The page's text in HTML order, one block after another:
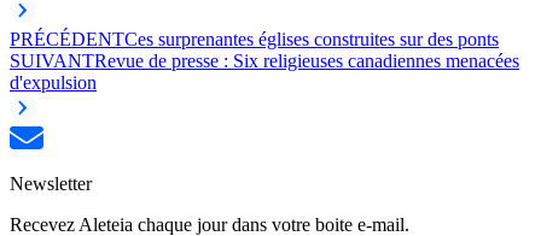
PRÉCÉDENTCes surprenantes églises construites sur des ponts
SUIVANTRevue de presse : Six religieuses canadiennes menacées
d'expulsion
Newsletter
Recevez Aleteia chaque jour dans votre boite e-mail.